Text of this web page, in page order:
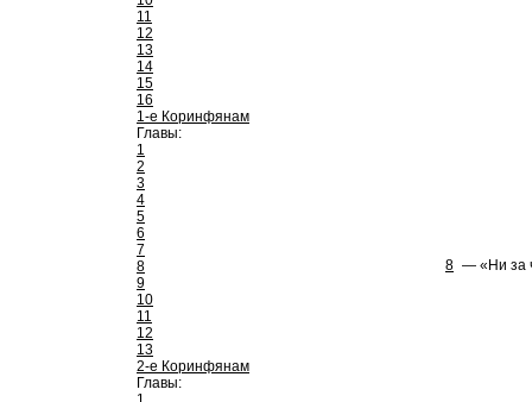
11
12
13
14
15
16
1-е Коринфянам
Главы:
1
2
3
4
5
6
7
8
9
10
11
12
13
2-е Коринфянам
Главы:
8 — «Ни за